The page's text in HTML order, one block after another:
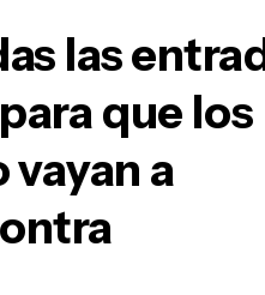
las
que los
a